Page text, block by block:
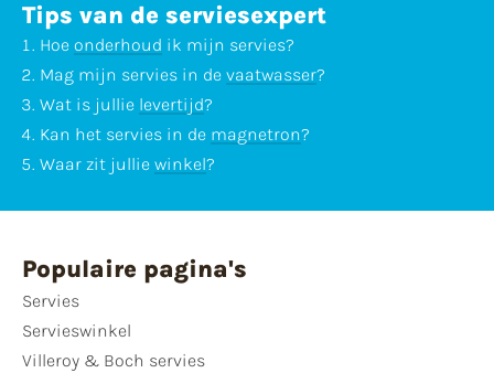
Tips van de serviesexpert
Hoe onderhoud ik mijn servies?
Mag mijn servies in de vaatwasser?
Wat is jullie levertijd?
Kan het servies in de magnetron?
Waar zit jullie winkel?
Populaire pagina's
Servies
Servieswinkel
Villeroy & Boch servies